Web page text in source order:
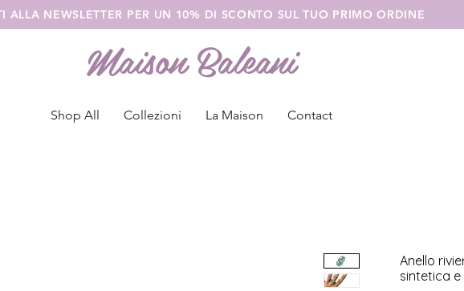
ALLA NEWSLETTER PER UN 10% DI SCONTO SUL TUO PRIMO ORDINE
Maison Baleani
Shop All Collezioni La Maison Contact
Anello
sintetica